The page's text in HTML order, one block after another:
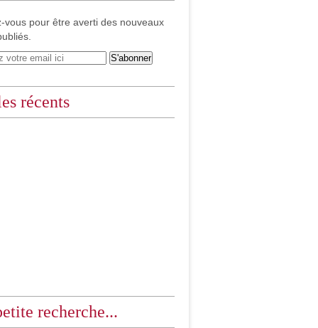
vous pour être averti des nouveaux
récents
recherche...